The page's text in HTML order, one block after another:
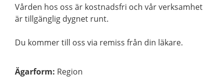
Vården hos oss är kostnadsfri och vår verksamhet
är tillgänglig dygnet runt.
Du kommer till oss via remiss från din läkare.
Ägarform: Region